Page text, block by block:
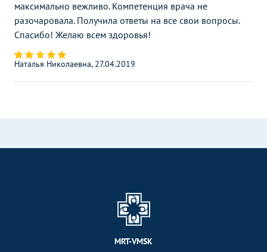
максимально вежливо. Компетенция врача не
разочаровала. Получила ответы на все свои вопросы.
Спасибо! Желаю всем здоровья!
Наталья Николаевна, 27.04.2019
MRT-VMSK